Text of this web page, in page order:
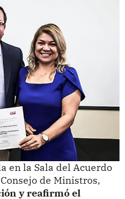
en la Sala del Acuerdo
de Ministros,
y reafirmó el